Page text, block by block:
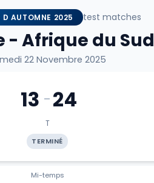
D AUTOMNE 2025 test matches
- Afrique du Sud
22 Novembre 2025
13 -24
T
TERMINÉ
Mi-temps